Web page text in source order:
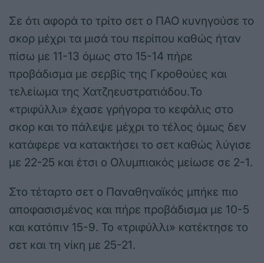
Σε ότι αφορά το τρίτο σετ ο ΠΑΟ κυνηγούσε το
σκορ μέχρι τα μισά του περίπου καθώς ήταν
πίσω με 11-13 όμως στο 15-14 πήρε
προβάδισμα με σερβίς της Γκροθούες και
τελείωμα της Χατζηευστρατιάδου.Το
«τριφύλλι» έχασε γρήγορα το κεφάλις στο
σκορ και το πάλεψε μέχρι το τέλος όμως δεν
κατάφερε να κατακτήσει το σετ καθώς λύγισε
με 22-25 και έτσι ο Ολυμπιακός μείωσε σε 2-1.
Στο τέταρτο σετ ο Παναθηναϊκός μπήκε πιο
αποφασισμένος και πήρε προβάδισμα με 10-5
και κατόπιν 15-9. Το «τριφύλλι» κατέκτησε το
σετ και τη νίκη με 25-21.